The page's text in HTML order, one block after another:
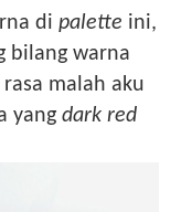
di palette ini,
bilang warna
malah aku
yang dark red